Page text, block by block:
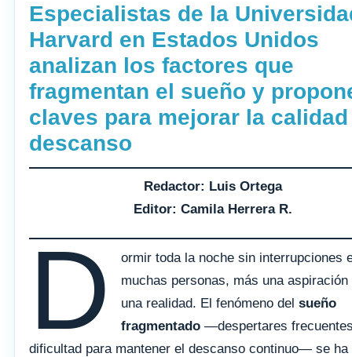
Especialistas de la
Harvard en Estados Unidos
analizan los factores que
fragmentan el sueño y
claves para mejorar la
descanso
Redactor: Luis Ortega
Editor: Camila Herrera R.
D
ormir toda la noche sin interrupciones
muchas personas, más una aspiración
una realidad. El fenómeno delsueño
fragmentado —despertares
dificultad para mantener el descanso continuo— se ha